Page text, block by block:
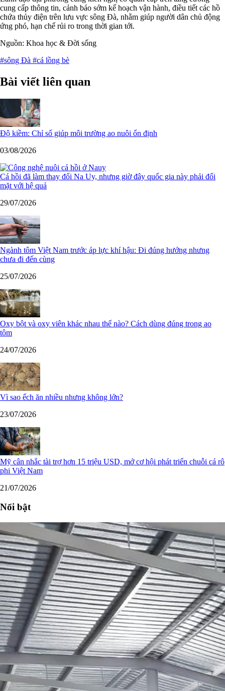
cung cấp thông tin, cảnh báo sớm kế hoạch vận hành, điều tiết các hồ
chứa thủy điện trên lưu vực sông Đà, nhằm giúp người dân chủ động
ứng phó, hạn chế rủi ro trong thời gian tới.
Nguồn: Khoa học & Đời sống
#sông Đà #cá lồng bè
Bài viết liên quan
Độ kiềm: Chỉ số giúp môi trường ao nuôi ổn định
03/08/2026
Cá hồi đã làm thay đổi Na Uy, nhưng giờ đây quốc gia này phải đối
mặt với hệ quả
29/07/2026
Ngành tôm Việt Nam trước áp lực khí hậu: Đi đúng hướng nhưng
chưa đi đến cùng
25/07/2026
Oxy bột và oxy viên khác nhau thế nào? Cách dùng đúng trong ao
tôm
24/07/2026
Vì sao ếch ăn nhiều nhưng không lớn?
23/07/2026
Mỹ cân nhắc tài trợ hơn 15 triệu USD, mở cơ hội phát triển chuỗi cá rô
phi Việt Nam
21/07/2026
Nổi bật